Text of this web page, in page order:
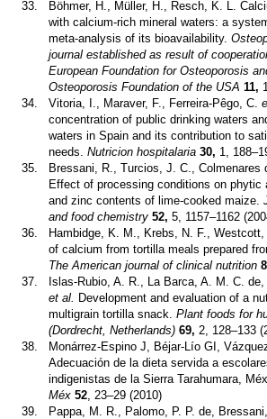
33.
Böhmer, H., Müller, H., Resch, K. L.
with calcium-rich mineral waters: a
meta-analysis of its bioavailability.
journal established as result of
European Foundation for Osteoporosis
Osteoporosis Foundation of the USA 11,
34.
Vitoria, I., Maraver, F., Ferreira-Pêgo, C.
concentration of public drinking waters
waters in Spain and its contribution to
needs.Nutricion hospitalaria 30, 1,
35.
Bressani, R., Turcios, J. C., Colmenares
Effect of processing conditions on phytic
and zinc contents of lime-cooked maize.
and food chemistry 52,5, 1157–1162
36.
Hambidge, K. M., Krebs, N. F., Westcott,
of calcium from tortilla meals prepared
The American journal of clinical nutrition
37.
Islas-Rubio, A. R., La Barca, A. M. C. de,
et al. Development and evaluation of a
multigrain tortilla snack.Plant foods for
(Dordrecht, Netherlands) 69, 2, 128–133
38.
Monárrez-Espino J, Béjar-Lío GI,
Adecuación de la dieta servida a
indigenistas de la Sierra Tarahumara,
Méx 52 , 23–29 (2010)
39.
Pappa, M. R., Palomo, P. P. de,